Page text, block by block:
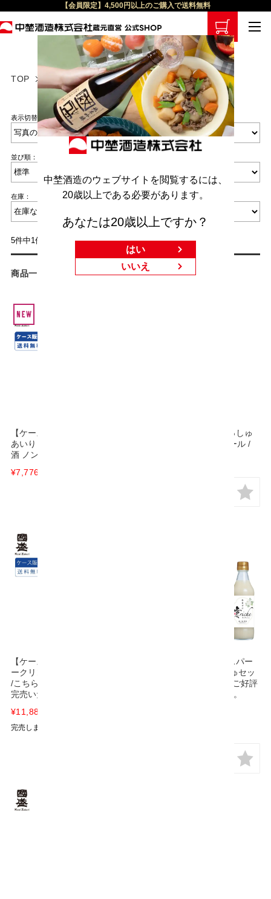
【会員限定】4,500円以上のご購入で送料無料
TOP 木香薔薇のお酒 愛してる
表示切替：
並び順：
在庫：
5件中1件～5件を表示
商品一覧
【ケース販売】萬三のあまざけ
あいりっしゅ 360g×12本 / 甘
酒 ノンアルコール /
¥7,776
萬三のあまざけ あいりっしゅ
360g / 甘酒 ノンアルコール /
【ケース販売】愛してる スパ
ークリング2026年 300ml×12本
/こちらの商品はご好評につき
完売いたしました。
¥11,880
完売しました
【数量限定】愛してる スパー
クリング と あいりっしゅセッ
ト 箱入 /こちらの商品はご好評
につき完売いたしました。
中埜酒造のウェブサイトを閲覧するには、
20歳以上である必要があります。
あなたは20歳以上ですか？
はい
いいえ